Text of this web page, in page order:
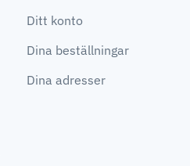
Ditt konto
Dina beställningar
Dina adresser